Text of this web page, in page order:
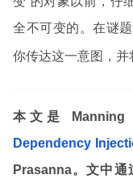
全不可变的。在谜
你传达这一意图，并
本文是 Manning
Dependency
Prasanna。文中